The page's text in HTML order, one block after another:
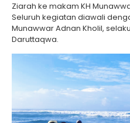
Ziarah ke makam KH
Seluruh kegiatan diawali
Munawwar Adnan Kholil,
Daruttaqwa.